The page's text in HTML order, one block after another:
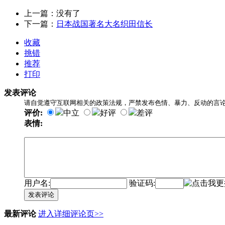
上一篇：没有了
下一篇： 日本战国著名大名织田信长
收藏
挑错
推荐
打印
发表评论
请自觉遵守互联网相关的政策法规，严禁发布色情、暴力、反动的言论
评价: 中立 好评
差评
表情:
用户名: 验证码:
发表评论
最新评论 进入详细评论页>>